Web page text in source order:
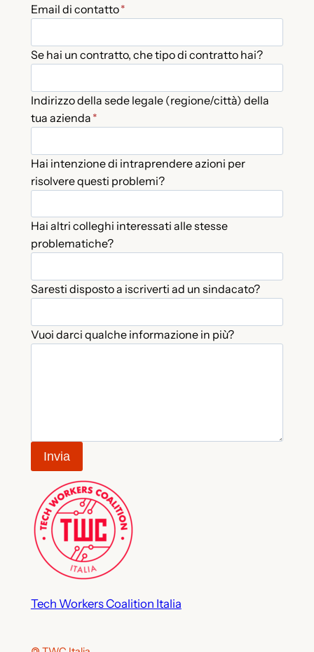
Email di contatto*
Se hai un contratto, che tipo di contratto hai?
Indirizzo della sede legale (regione/città) della
tua azienda *
Hai intenzione di intraprendere azioni per
risolvere questi problemi?
Hai altri colleghi interessati alle stesse
problematiche?
Saresti disposto a iscriverti ad un sindacato?
Vuoi darci qualche informazione in più?
Invia
Tech Workers Coalition Italia